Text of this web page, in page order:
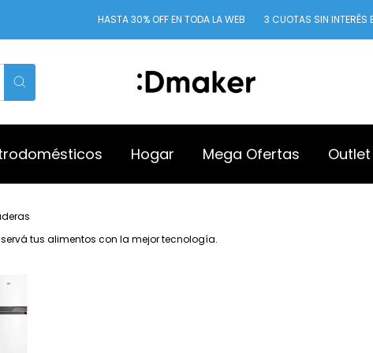
HASTA 30% OFF EN TODA LA WEB 3 CUOTAS SIN INTERÉS
Hogar Mega Ofertas Outlet
tus alimentos con la mejor tecnología.